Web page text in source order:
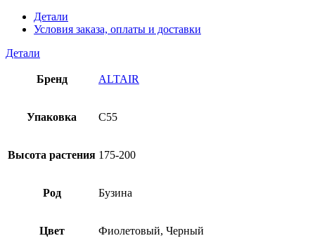
Детали
Условия заказа, оплаты и доставки
Детали
Бренд ALTAIR
Упаковка C55
Высота растения 175-200
Род Бузина
Цвет Фиолетовый, Черный